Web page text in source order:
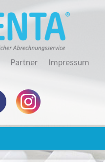
Partner
Impressum